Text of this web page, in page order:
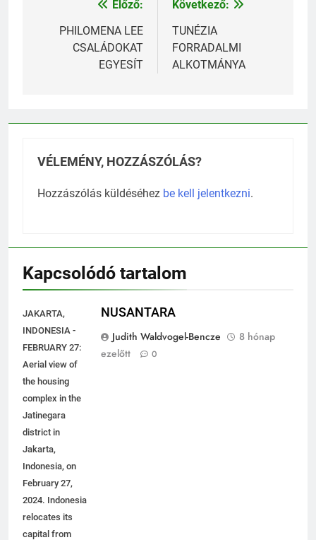
Bejegyzés
navigáció
PHILOMENA LEE
CSALÁDOKAT
TUNÉZIA
FORRADALMI
Kapcsolódó tartalom
JAKARTA,
INDONESIA -
FEBRUARY 27:
Aerial view of
the housing
complex in the
Jatinegara
district in
Jakarta,
Indonesia, on
February 27,
2024. Indonesia
relocates its
Judith Waldvogel-Bencze